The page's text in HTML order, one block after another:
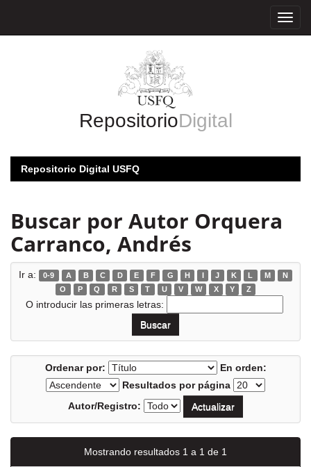
RepositorioDigital
Repositorio Digital USFQ
Buscar por Autor Orquera
Carranco, Andrés
Ir a: 0-9 A B C D E F G H I J K L M
N
O
P Q R S T U V W X Y Z
O introducir las primeras letras:
Ordenar por:
En orden:
Resultados por página
Autor/Registro:
Mostrando resultados 1 a 1 de 1